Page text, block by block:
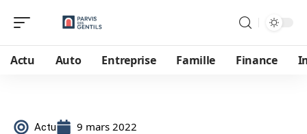
Actu Auto Entreprise Famille Finance
Actu 9 mars 2022